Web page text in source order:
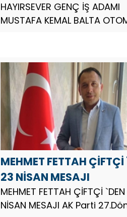
OTOMOTİV SEKTÖRÜN
İSMİ
HAYIRSEVER GENÇ İŞ ADAMI
MUSTAFA KEMAL BALTA
Balta, Otomotiv sektörün
isimlerinden Mustafa Kemal
Otomotiv sektörü dediği...
MEHMET FETTAH ÇİFTÇİ
23 NİSAN MESAJI
MEHMET FETTAH ÇİFTÇİ
NİSAN MESAJI AK Parti